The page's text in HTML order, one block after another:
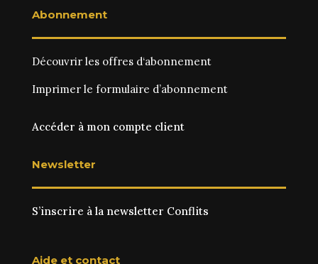
Abonnement
Découvrir les offres d‘abonnement
Imprimer le formulaire d’abonnement
Accéder à mon compte client
Newsletter
S’inscrire à la newsletter Conflits
Aide et contact